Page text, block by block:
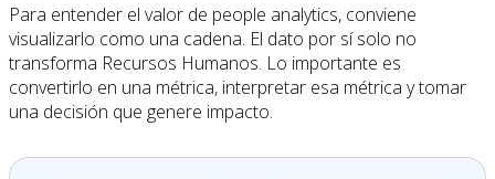
Para entender el valor de people analytics, conviene
visualizarlo como una cadena. El dato por sí solo no
transforma Recursos Humanos. Lo importante es
convertirlo en una métrica, interpretar esa métrica y tomar
una decisión que genere impacto.